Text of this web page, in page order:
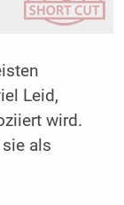
Leid,
wird.
als